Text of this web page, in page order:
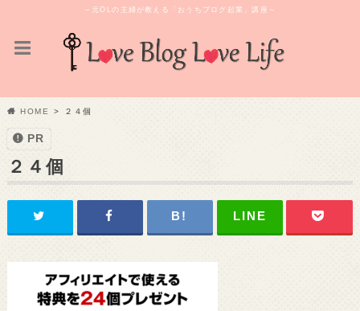
～元OLの主婦が教える「おうちブログ起業」講座～
HOME ２４個
PR
２４個